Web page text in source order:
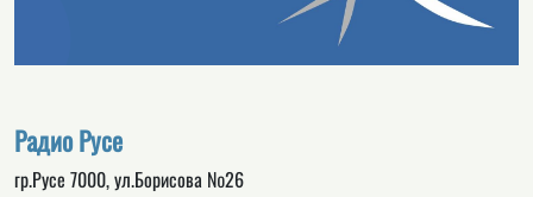
Радио Русе
гр.Русе 7000, ул.Борисова №26